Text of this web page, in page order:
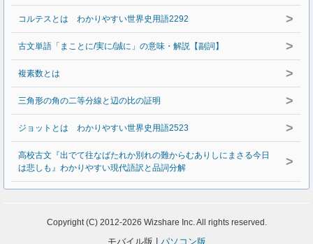
コルテスとは わかりやすい世界史用語2292 >
古文単語「まことに/実に/誠に」の意味・解説【副詞】 >
複素数とは >
三角形の角の二等分線と辺の比の証明 >
ジョットとは わかりやすい世界史用語2523 >
高校古文『出でて往なばたれか別れの難からむありしにまさる今日
は悲しも』わかりやすい現代語訳と品詞分解
>
Copyright (C) 2012-2026 Wizshare Inc. All rights reserved.
モバイル版 | パソコン版